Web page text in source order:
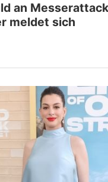
an
meldet sich